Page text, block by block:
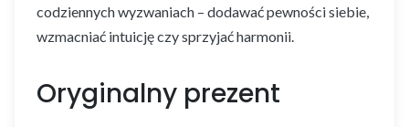
codziennych wyzwaniach – dodawać pewności siebie,
wzmacniać intuicję czy sprzyjać harmonii.
Oryginalny prezent